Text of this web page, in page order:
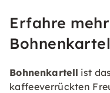
Erfahre
Bohnenkartell ist
kaffeeverrückten